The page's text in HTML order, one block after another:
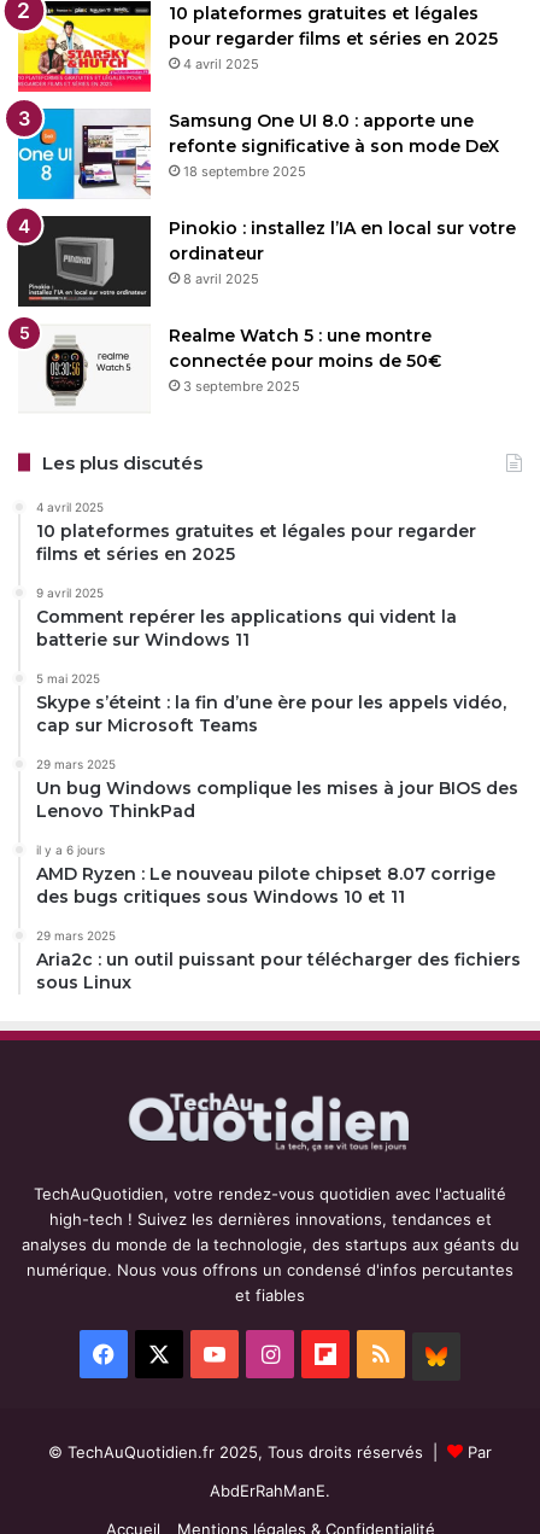
10 plateformes gratuites et légales
pour regarder films et séries en 2025
4 avril 2025
Samsung One UI 8.0 : apporte une
refonte significative à son mode DeX
18 septembre 2025
Pinokio : installez l’IA en local sur votre
ordinateur
8 avril 2025
Realme Watch 5 : une montre
connectée pour moins de 50€
3 septembre 2025
Les plus discutés
4 avril 2025
10 plateformes gratuites et légales pour regarder
films et séries en 2025
9 avril 2025
Comment repérer les applications qui vident la
batterie sur Windows 11
5 mai 2025
Skype s’éteint : la fin d’une ère pour les appels vidéo,
cap sur Microsoft Teams
29 mars 2025
Un bug Windows complique les mises à jour BIOS des
Lenovo ThinkPad
il y a 6 jours
AMD Ryzen : Le nouveau pilote chipset 8.07 corrige
des bugs critiques sous Windows 10 et 11
29 mars 2025
Aria2c : un outil puissant pour télécharger des fichiers
sous Linux
TechAuQuotidien, votre rendez-vous quotidien avec l'actualité
high-tech ! Suivez les dernières innovations, tendances et
analyses du monde de la technologie, des startups aux géants du
numérique. Nous vous offrons un condensé d'infos percutantes
et fiables
Facebook YouTubeInstagramFlipboard
RSS
© TechAuQuotidien.fr 2025, Tous droits réservés |
Par
AbdErRahManE.
Accueil
Mentions légales & Confidentialité